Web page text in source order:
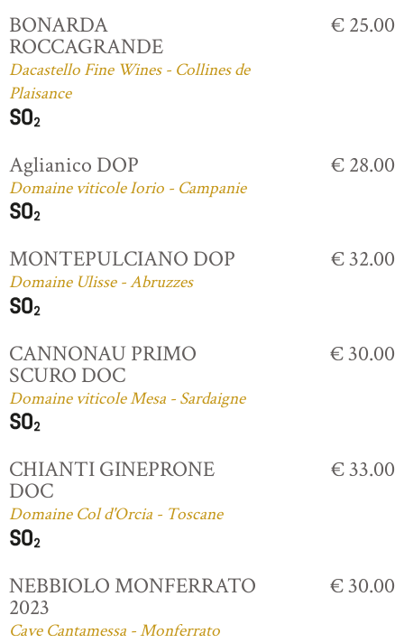
BONARDA
ROCCAGRANDE
Dacastello Fine Wines - Collines de
Plaisance
€ 25.00
Aglianico DOP
Domaine viticole Iorio - Campanie
€ 28.00
MONTEPULCIANO DOP
Domaine Ulisse - Abruzzes
€ 32.00
CANNONAU PRIMO
SCURO DOC
Domaine viticole Mesa - Sardaigne
€ 30.00
CHIANTI GINEPRONE
DOC
Domaine Col d'Orcia - Toscane
€ 33.00
NEBBIOLO MONFERRATO
2023
Cave Cantamessa - Monferrato
€ 30.00